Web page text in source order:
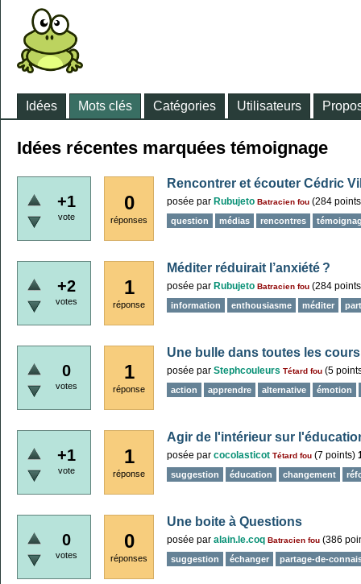
Idées Mots clés Catégories Utilisateurs
Idées récentes marquées témoignage
+1
vote
0
réponses
Rencontrer et écouter Cédric
posée par Rubujeto Batracien fou (284
question médias rencontres
+2
votes
1
réponse
Méditer réduirait l’anxiété ?
posée par Rubujeto Batracien fou (284
information enthousiasme méditer
0
votes
1
réponse
Une bulle dans toutes les
posée par Stephcouleurs Tétard fou (5
action apprendre alternative émotion
+1
vote
1
réponse
Agir de l'intérieur sur
posée par cocolasticot Tétard fou (7 points)
suggestion éducation changement
0
votes
0
réponses
Une boite à Questions
posée par alain.le.coq Batracien fou (386
suggestion échanger partage-de-